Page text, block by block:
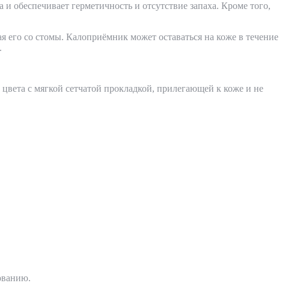
герметичность и отсутствие запаха. Кроме того,
со стомы. Калоприёмник может оставаться на коже в течение
с мягкой сетчатой прокладкой, прилегающей к коже и не